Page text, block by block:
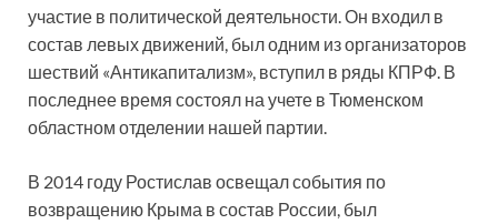
участие в политической деятельности. Он входил в
состав левых движений, был одним из организаторов
шествий «Антикапитализм», вступил в ряды КПРФ. В
последнее время состоял на учете в Тюменском
областном отделении нашей партии.
В 2014 году Ростислав освещал события по
возвращению Крыма в состав России, был